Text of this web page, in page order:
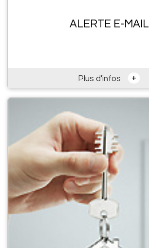
ALERTE E-MAIL
Plus d'infos +